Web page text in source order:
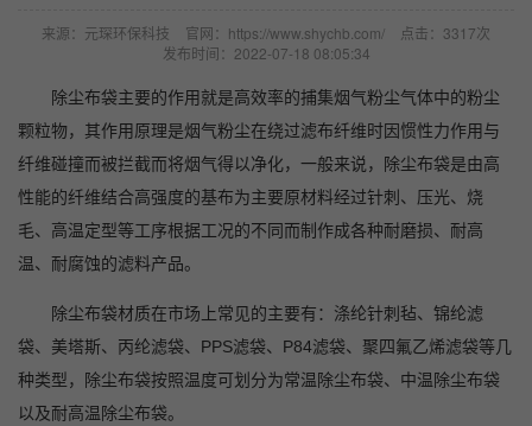
来源：元琛环保科技 官网：https://www.shychb.com/
点击：3317次
发布时间：2022-07-18 08:05:34
除尘布袋主要的作用就是高效率的捕集烟气粉尘气体中的粉尘
颗粒物，其作用原理是烟气粉尘在绕过滤布纤维时因惯性力作用与
纤维碰撞而被拦截而将烟气得以净化，一般来说，除尘布袋是由高
性能的纤维结合高强度的基布为主要原材料经过针刺、压光、烧
毛、高温定型等工序根据工况的不同而制作成各种耐磨损、耐高
温、耐腐蚀的滤料产品。
除尘布袋材质在市场上常见的主要有：涤纶针刺毡、锦纶滤
袋、美塔斯、丙纶滤袋、PPS滤袋、P84滤袋、聚四氟乙烯滤袋等几
种类型，除尘布袋按照温度可划分为常温除尘布袋、中温除尘布袋
以及耐高温除尘布袋。